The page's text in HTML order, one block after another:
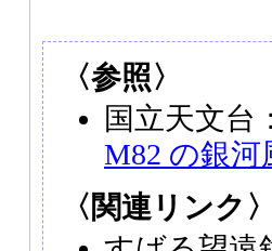
〈参照〉
国立天文台
M82 の銀河
〈関連リンク〉